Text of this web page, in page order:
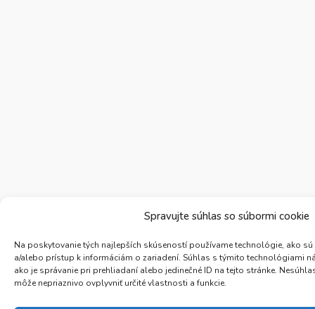
Spravujte súhlas so súbormi cookie
Na poskytovanie tých najlepších skúseností používame technológie, ako
a/alebo prístup k informáciám o zariadení. Súhlas s týmito technológiami
ako je správanie pri prehliadaní alebo jedinečné ID na tejto stránke.
môže nepriaznivo ovplyvniť určité vlastnosti a funkcie.